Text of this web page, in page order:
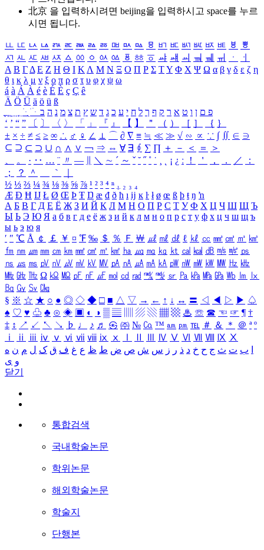
北京 을 입력하시려면 beijing을 입력하시고 space를 누르
시면 됩니다.
ㅥ ㅦ ㅧ ㅨ ㅩ ㅪ ㅫ ㅬ ㅭ ㅮ ㅯ ㅰ ㅱ ㅲ ㅳ ㅴ ㅵ ㅶ ㅷ ㅸ
ㅹ
ㅺ ㅻ ㅼ ㅽ ㅾ ㅿ ㆀ ㆁ ㆂ ㆃ ㆄ ㆅ ㆆ ㆇ ㆈ ㆉ ㆊ ㆋ ㆌ ㆍ
ㆎ
Α Β ΓΔ Ε Ζ Η Θ Ι ΚΛ Μ Ν Ξ Ο Π Ρ Σ ΤΥ Φ Χ Ψ Ω α β γ δ ε ζ η
θ ι κ λ μ ν ξ ο π ρ σ τ υ φ χ ψ ω
á à Á À é è É È ç Ç ê
Ä Ö Ü ä ö ü ß
ִֶֹ ֻּ ׁׂ פ ם ן ו ט א ר ק ף ך ל ח י ע כ ג ד ש ץ ת צ מ נ ה ב
‘ ’ “ ” 〔 〕 〈 〉 「 」 『 』 【 】 ＂ （ ） ［ ］ ｛ ｝
± × ÷ ≠ ≤ ≥ ∞ ∴ ♂ ♀ ∠ ⊥ ⌒ ∂ ∇ ≡ ≒ ≪ ≫ √ ∽ ∝ ∵ ∫ ∬ ∈ ∋
⊆ ⊇ ⊂ ⊃ ∪ ∩ ∧ ∨ ￢ ⇒ ⇔ ∀ ∃ ∮ ∑ ∏ ＋ － ＜ ＝
＞
、
。 · ‥ … ¨ 〃 ― ＼ ∼ ´ ～ ˇ ˘ ˝ ˚ ˙ ¸ ¡ ¿ ː ！ ＇ ， ． ／
：
；
？ ＾ ｀
½ ⅓ ⅔ ¼ ¾ ⅛ ⅜ ⅝ ⅞ ¹ ² ³ ⁴ ⁿ ₁ ₂ ₃ ₄
Æ Ð Ħ Ĳ Ł Ø Œ Þ Ŧ Ŋ æ đ ð ħ ı ĳ ĸ ŀ ł ø œ ß þ ŧ ŋ ŉ
А Б В Г Д Е Ё Ж З И Й К Л М Н О П Р С Т У Ф Х Ц Ч Ш Щ Ъ
Ы Ь Э Ю Я а б в г д е ё ж з и й к л м н о п р с т у ф х ц ч ш щ ъ
ы ь э ю я
′ ″ ℃ Å ￠ ￡ ￥ ¤ ℉ ‰ ＄ ％ Ｆ ￦ ㎕ ㎖ ㎗ ℓ ㎘ ㏄ ㎣ ㎤ ㎥ ㎦
㎙ ㎚ ㎛ ㎜ ㎝ ㎞ ㎟ ㎠ ㎡ ㎢ ㏊ ㎍ ㎎ ㎏ ㏏ ㎈ ㎉ ㏈ ㎧ ㎨ ㎰
㎱ ㎲ ㎳ ㎴ ㎵ ㎶ ㎷ ㎸ ㎹ ㎀ ㎁ ㎂ ㎃ ㎄ ㎺ ㎻ ㎽ ㎾ ㎿ ㎐ ㎑
㎒ ㎓ ㎔ Ω ㏀ ㏁ ㎊ ㎋ ㎌ ㏖ ㏅ ㎭ ㎮ ㎯ ㏛ ㎩ ㎪ ㎫ ㎬ ㏝ ㏐
㏓
㏃ ㏉ ㏜ ㏆
§ ※ ☆ ★ ○ ● ◎ ◇ ◆ □ ■ △ ▽ → ← ↑ ↓ ↔ 〓 ◁ ◀ ▷ ▶ ♤
♠ ♡ ♥ ♧ ♣ ⊙ ◈ ▣ ◐ ◑ ▒ ▤ ▨ ▧ ▦ ▩ ♨ ☏ ☎ ☜ ☞ ¶ †
‡ ↕ ↗ ↙ ↖ ↘ ♭ ♩ ♪ ♬ ㉿ ㈜ № ㏇ ™ ㏂ ㏘ ℡ ＃ ＆ ＊ ＠ ª º
ⅰ
ⅱ ⅲ ⅳ ⅴ ⅵ ⅶ ⅷ ⅸ ⅹ Ⅳ Ⅴ Ⅵ Ⅶ Ⅷ Ⅸ Ⅹ
ب ت ث ج ح خ د ذ ر ز س ش ص ض ط ظ ع غ ف ق ک ل م ن ه
و ی
닫기
통합검색
국내학술논문
학위논문
해외학술논문
학술지
단행본